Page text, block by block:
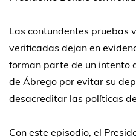
Las contundentes pruebas
verificadas dejan en
forman parte de un intento
de Ábrego por evitar su
desacreditar las políticas
Con este episodio, el